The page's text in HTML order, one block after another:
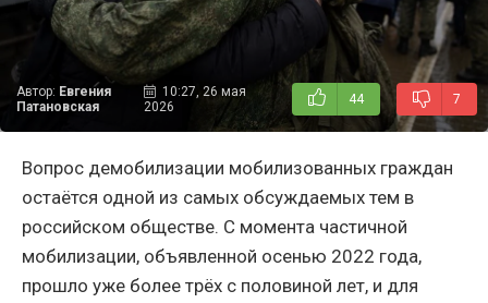
Автор: Евгения
Патановская
10:27, 26 мая
2026
44 7
Вопрос демобилизации мобилизованных граждан
остаётся одной из самых обсуждаемых тем в
российском обществе. С момента частичной
мобилизации, объявленной осенью 2022 года,
прошло уже более трёх с половиной лет, и для